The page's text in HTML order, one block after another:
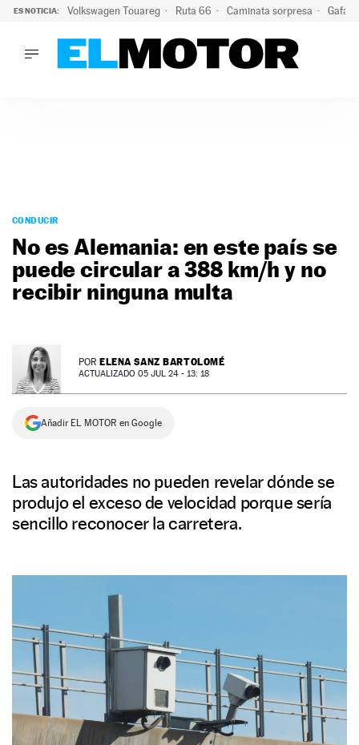
ES NOTICIA: Volkswagen Touareg Ruta 66 Caminata sorpresa Gafas
PODCAST
MOTOS
TECNOLOGÍA
SUPERCOCHES
SERVICIOS
NEWSLETTER
SÍGUENOS
CONDUCIR
No es Alemania: en este país se
puede circular a 388 km/h y no
recibir ninguna multa
POR ELENA SANZ BARTOLOMÉ
ACTUALIZADO 05 JUL 24 - 13: 18
Añadir EL MOTOR en Google
Las autoridades no pueden revelar dónde se
produjo el exceso de velocidad porque sería
sencillo reconocer la carretera.